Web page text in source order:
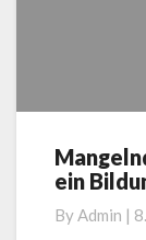
Mangelnde
Sicherheit
Nigeria
ein
ByAdmin |